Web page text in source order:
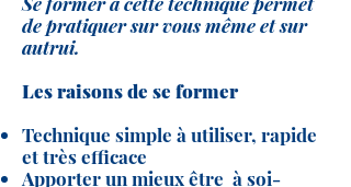
de pratiquer sur vous même et sur
autrui.
Les raisons de se former
Technique simple à utiliser, rapide
et très efficace
Apporter un mieux être à soi-